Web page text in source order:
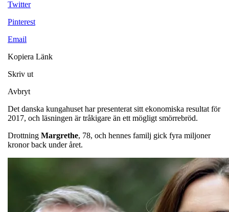
Twitter
Pinterest
Email
Kopiera Länk
Skriv ut
Avbryt
Det danska kungahuset har presenterat sitt ekonomiska resultat för
2017, och läsningen är tråkigare än ett mögligt smörrebröd.
Drottning Margrethe, 78, och hennes familj gick fyra miljoner
kronor back under året.